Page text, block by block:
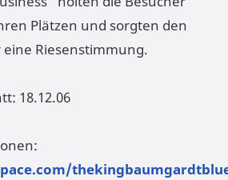
Plätzen und sorgten den
Riesenstimmung.
18.12.06